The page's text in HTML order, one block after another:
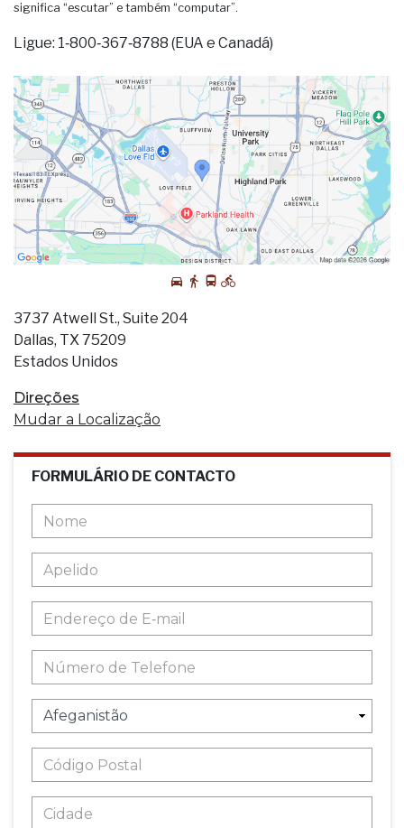
significa “escutar” e também “computar”.
Ligue: 1‑800‑367‑8788 (EUA e Canadá)
3737 Atwell St., Suite 204
Dallas, TX 75209
Estados Unidos
Direções
Mudar a Localização
FORMULÁRIO DE CONTACTO